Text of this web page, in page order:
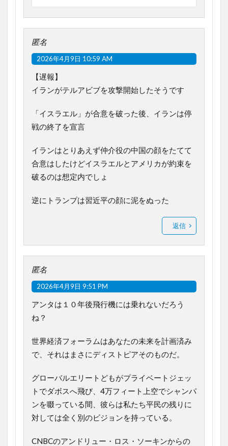
匿名
2026年4月9日 10:59 AM
【遅報】
イランがテルアビブを攻撃開始したそうです
「イスラエル」が合意を破った後、イランは停
戦の終了を宣言
イランはとりあえず仲介役の中国の顔をたてて
合意はしたけどイスラエルとアメリカが約束を
破るのは想定内でしょ
逆にトランプは習近平の顔に泥をぬった
返信
匿名
2026年4月9日 9:51 PM
アンタは１０年後飛行機には乗れないだろう
ね？
世界経済フォーラムはあなたの未来を計画済み
で、それはまさにディストピアそのものだ。
グローバルエリートどもがプライベートジェッ
トでダボスへ飛び、4万フィート上空でシャンパ
ンを啜っている間、彼らは私たち平民の残りに
対しては全く別のビジョンを持っている。
CNBCのアンドリュー・ロス・ソーキンからの